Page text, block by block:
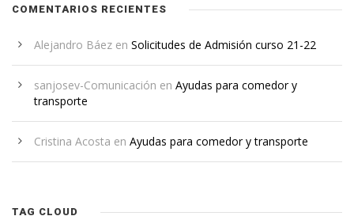
COMENTARIOS RECIENTES
Alejandro Báez en Solicitudes de Admisión curso 21-22
sanjosev-Comunicación en Ayudas para comedor y
transporte
Cristina Acosta en Ayudas para comedor y transporte
TAG CLOUD